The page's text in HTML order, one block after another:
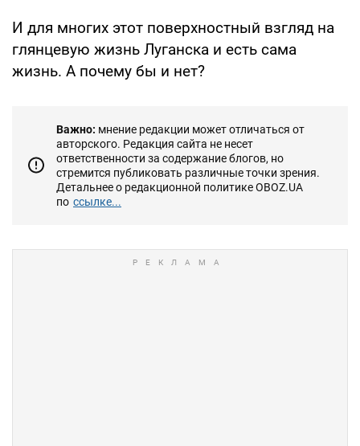
И для многих этот поверхностный взгляд на
глянцевую жизнь Луганска и есть сама
жизнь. А почему бы и нет?
Важно: мнение редакции может отличаться от
авторского. Редакция сайта не несет
ответственности за содержание блогов, но
стремится публиковать различные точки зрения.
Детальнее о редакционной политике OBOZ.UA
по ссылке...